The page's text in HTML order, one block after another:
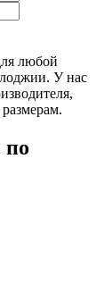
любой
У нас